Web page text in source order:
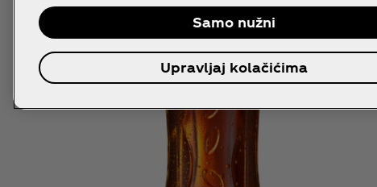
Samo nužni
Upravljaj kolačićima